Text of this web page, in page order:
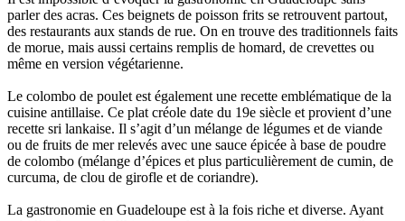
parler des acras. Ces beignets de poisson frits se retrouvent partout,
des restaurants aux stands de rue. On en trouve des traditionnels faits
de morue, mais aussi certains remplis de homard, de crevettes ou
même en version végétarienne.
Le colombo de poulet est également une recette emblématique de la
cuisine antillaise. Ce plat créole date du 19e siècle et provient d’une
recette sri lankaise. Il s’agit d’un mélange de légumes et de viande
ou de fruits de mer relevés avec une sauce épicée à base de poudre
de colombo (mélange d’épices et plus particulièrement de cumin, de
curcuma, de clou de girofle et de coriandre).
La gastronomie en Guadeloupe est à la fois riche et diverse. Ayant